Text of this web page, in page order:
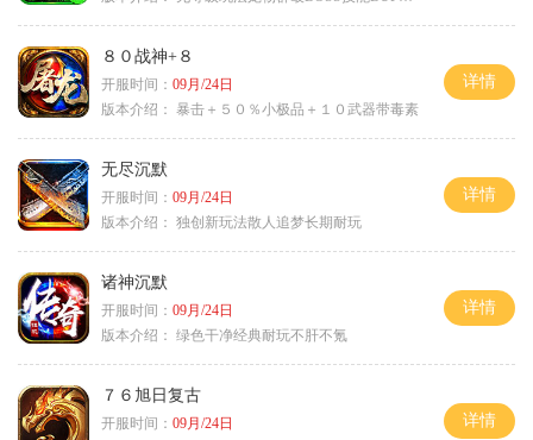
８０战神+８
开服时间： 09月/24日
版本介绍： 暴击＋５０％小极品＋１０武器带毒素
详情
无尽沉默
开服时间： 09月/24日
版本介绍： 独创新玩法散人追梦长期耐玩
详情
诸神沉默
开服时间： 09月/24日
版本介绍： 绿色干净经典耐玩不肝不氪
详情
７６旭日复古
开服时间： 09月/24日
详情